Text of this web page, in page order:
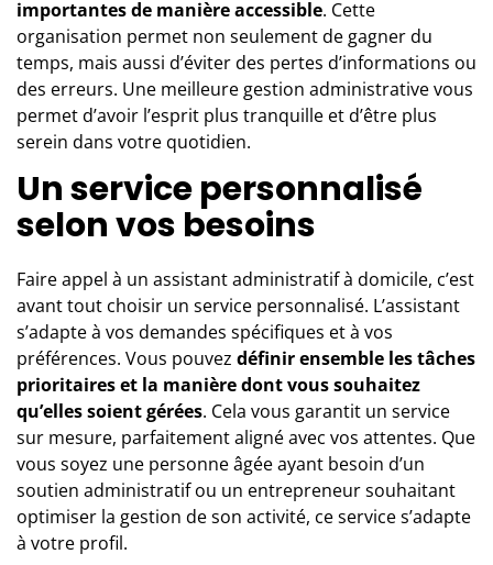
importantes de manière accessible. Cette
organisation permet non seulement de gagner du
temps, mais aussi d’éviter des pertes d’informations ou
des erreurs. Une meilleure gestion administrative vous
permet d’avoir l’esprit plus tranquille et d’être plus
serein dans votre quotidien.
Un service personnalisé
selon vos besoins
Faire appel à un assistant administratif à domicile, c’est
avant tout choisir un service personnalisé. L’assistant
s’adapte à vos demandes spécifiques et à vos
préférences. Vous pouvez définir ensemble les tâches
prioritaires et la manière dont vous souhaitez
qu’elles soient gérées. Cela vous garantit un service
sur mesure, parfaitement aligné avec vos attentes. Que
vous soyez une personne âgée ayant besoin d’un
soutien administratif ou un entrepreneur souhaitant
optimiser la gestion de son activité, ce service s’adapte
à votre profil.